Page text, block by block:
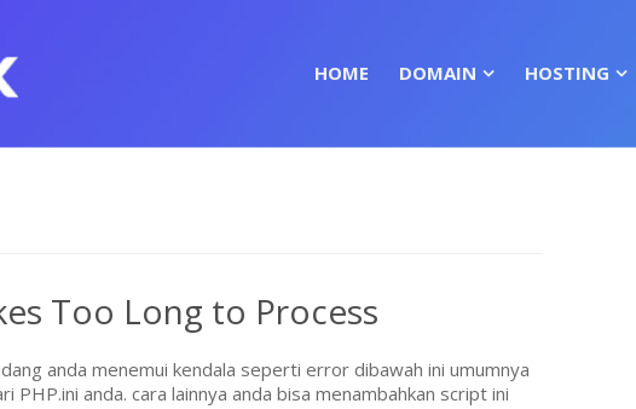
HOME DOMAIN HOSTING
Too Long to Process
anda menemui kendala seperti error dibawah ini umumnya
PHP.ini anda. cara lainnya anda bisa menambahkan script ini